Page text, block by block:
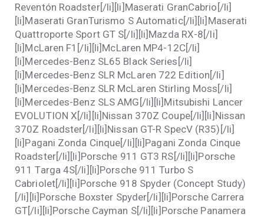
Reventón Roadster[/li][li]Maserati GranCabrio[/li]
[li]Maserati GranTurismo S Automatic[/li][li]Maserati
Quattroporte Sport GT S[/li][li]Mazda RX-8[/li]
[li]McLaren F1[/li][li]McLaren MP4-12C[/li]
[li]Mercedes-Benz SL65 Black Series[/li]
[li]Mercedes-Benz SLR McLaren 722 Edition[/li]
[li]Mercedes-Benz SLR McLaren Stirling Moss[/li]
[li]Mercedes-Benz SLS AMG[/li][li]Mitsubishi Lancer
EVOLUTION X[/li][li]Nissan 370Z Coupe[/li][li]Nissan
370Z Roadster[/li][li]Nissan GT-R SpecV (R35)[/li]
[li]Pagani Zonda Cinque[/li][li]Pagani Zonda Cinque
Roadster[/li][li]Porsche 911 GT3 RS[/li][li]Porsche
911 Targa 4S[/li][li]Porsche 911 Turbo S
Cabriolet[/li][li]Porsche 918 Spyder (Concept Study)
[/li][li]Porsche Boxster Spyder[/li][li]Porsche Carrera
GT[/li][li]Porsche Cayman S[/li][li]Porsche Panamera